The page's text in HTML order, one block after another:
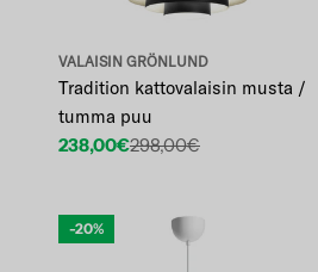
VALAISIN GRÖNLUND
Tradition kattovalaisin musta /
tumma puu
Etuhinta
238,00€
Normaalihinta
298,00€
-20%